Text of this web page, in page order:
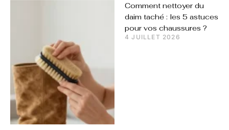
Comment nettoyer du
daim taché : les 5 astuces
pour vos chaussures ?
4 JUILLET 2026